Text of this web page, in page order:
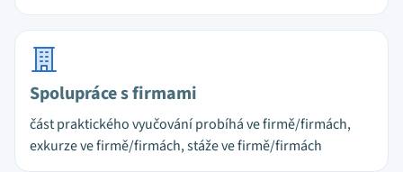
Spolupráce s firmami
část praktického vyučování probíhá ve firmě/firmách,
exkurze ve firmě/firmách, stáže ve firmě/firmách